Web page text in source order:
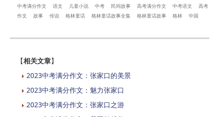
中考满分作文
语文 儿童小说 中考 民间故事 高考满分作文 中考语文
高考
作文
故事 传说 格林童话 格林童话故事全集 格林童话故事 格林 中国
【相关文章】
2023中考满分作文：张家口的美景
2023中考满分作文：魅力张家口
2023中考满分作文：张家口之游